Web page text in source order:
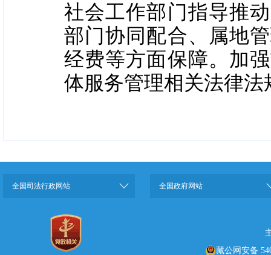
社会工作部门指导推
部门协同配合、属地
经费等方面保障。加
体服务管理相关法律法
全国司法行政网站 全国政府网站
藏公网安备